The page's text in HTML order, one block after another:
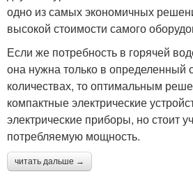
одно из самых экономичных
высокой стоимости самого
Если же потребность в горячей
она нужна только в определенный
количествах, то оптимальным
компактные электрические
электрические приборы, но стоит
потребляемую мощность.
читать дальше →